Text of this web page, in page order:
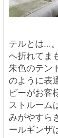
テルとは...
へ折れてま
朱色のテン
のように表
ビーがお客
ストルーム
みがやすら
ールギンザ